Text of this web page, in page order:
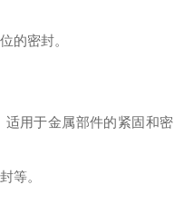
的密封。
用于金属部件的紧固和密
等。